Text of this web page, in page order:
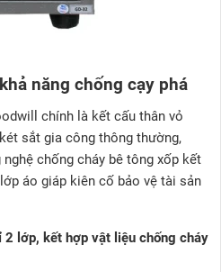
năng chống cạy phá
chính là kết cấu thân vỏ
sắt gia công thông thường,
chống cháy bê tông xốp kết
áo giáp kiên cố bảo vệ tài sản
2 lớp, kết hợp vật liệu chống cháy